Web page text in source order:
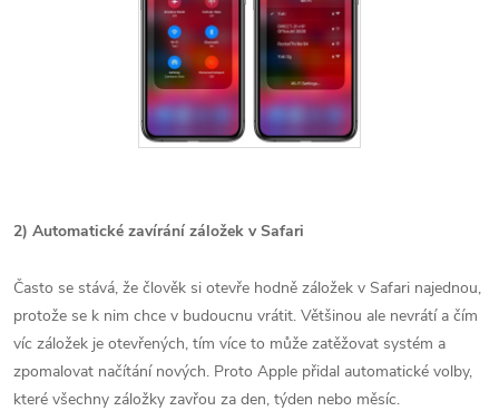
2) Automatické zavírání záložek v Safari
Často se stává, že člověk si otevře hodně záložek v Safari najednou,
protože se k nim chce v budoucnu vrátit. Většinou ale nevrátí a čím
víc záložek je otevřených, tím více to může zatěžovat systém a
zpomalovat načítání nových. Proto Apple přidal automatické volby,
které všechny záložky zavřou za den, týden nebo měsíc.